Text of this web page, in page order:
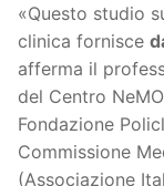
«Questo studio
clinica fornisce
afferma il
del Centro
Fondazione
Commissione
(Associazione